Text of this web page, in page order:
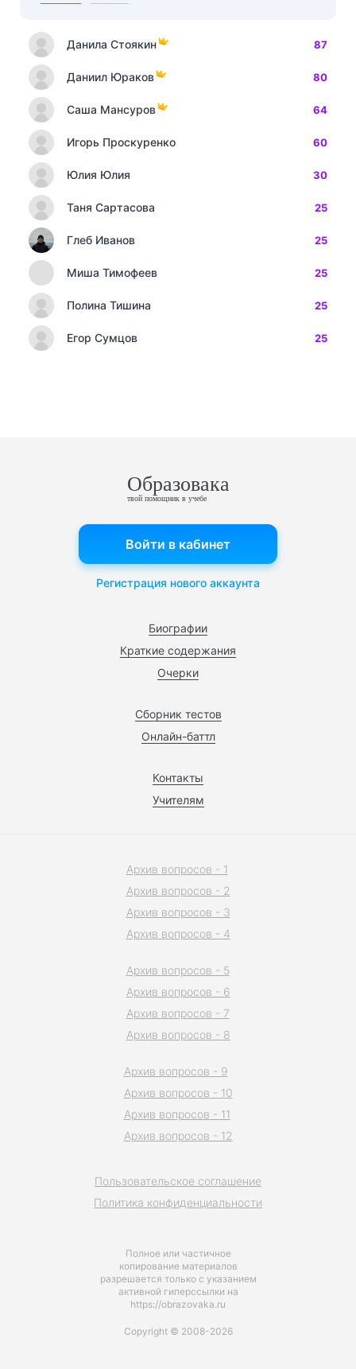
Данила Стоякин 87
Даниил Юраков 80
Саша Мансуров 64
Игорь Проскуренко 60
Юлия Юлия 30
Таня Сартасова 25
Глеб Иванов 25
Миша Тимофеев 25
Полина Тишина 25
Егор Сумцов 25
Образовака
твой помощник в учебе
Биографии
Краткие содержания
Очерки
Сборник тестов
Онлайн-баттл
Контакты
Учителям
Войти в кабинет
Регистрация нового аккаунта
Полное или частичное
копирование материалов
разрешается только с указанием
активной гиперссылки на
https://obrazovaka.ru
Пользовательское соглашение
Политика конфиденциальности
Архив вопросов - 1
Архив вопросов - 2
Архив вопросов - 3
Архив вопросов - 4
Архив вопросов - 5
Архив вопросов - 6
Архив вопросов - 7
Архив вопросов - 8
Архив вопросов - 9
Архив вопросов - 10
Архив вопросов - 11
Архив вопросов - 12
Copyright © 2008-2026